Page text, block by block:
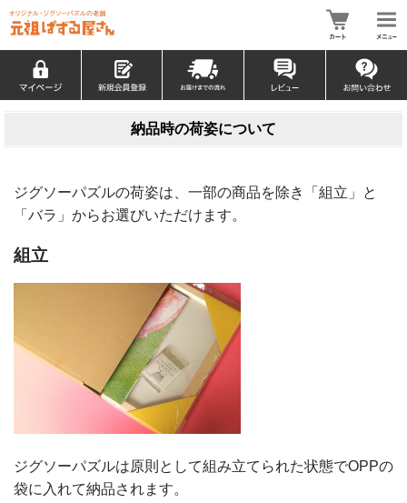
納品時の荷姿について
ジグソーパズルの荷姿は、一部の商品を除き「組立」と
「バラ」からお選びいただけます。
組立
ジグソーパズルは原則として組み立てられた状態でOPPの
袋に入れて納品されます。